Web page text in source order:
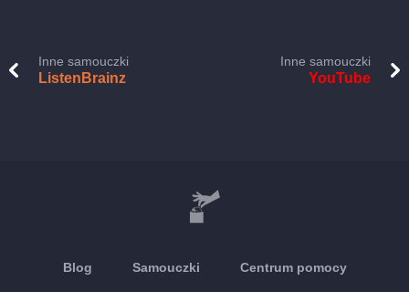
Inne samouczki
ListenBrainz
Inne samouczki
YouTube
Blog Samouczki Centrum pomocy